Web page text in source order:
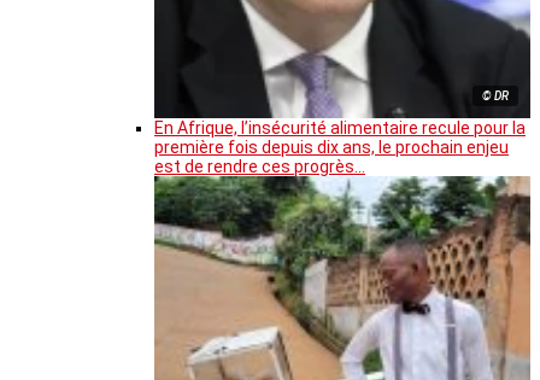
© DR
En Afrique, l’insécurité alimentaire recule pour la
première fois depuis dix ans, le prochain enjeu
est de rendre ces progrès…